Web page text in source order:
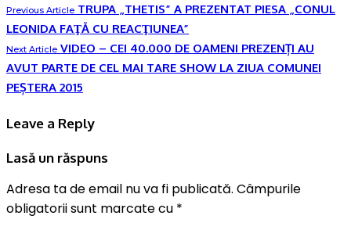
Previous Article TRUPA „THETIS” A PREZENTAT PIESA „CONUL
LEONIDA FAŢĂ CU REACŢIUNEA”
Next Article VIDEO – CEI 40.000 DE OAMENI PREZENȚI AU
AVUT PARTE DE CEL MAI TARE SHOW LA ZIUA COMUNEI
PEȘTERA 2015
Leave a Reply
Lasă un răspuns
Adresa ta de email nu va fi publicată. Câmpurile
obligatorii sunt marcate cu *